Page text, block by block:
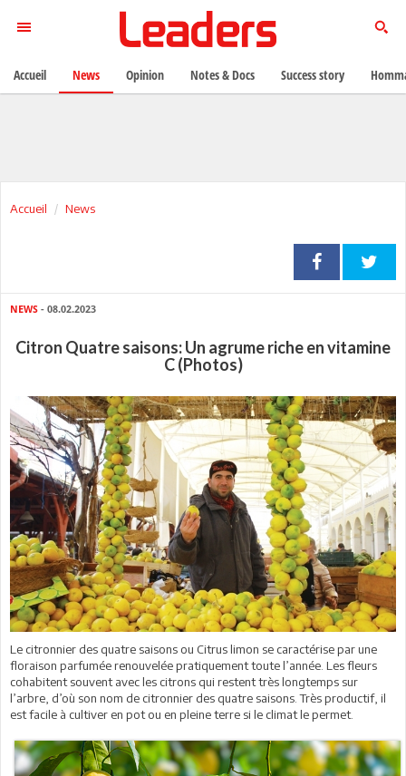
Accueil News
NEWS - 08.02.2023
Citron Quatre saisons: Un agrume riche en vitamine
C (Photos)
Le citronnier des quatre saisons ou Citrus limon se caractérise par une
floraison parfumée renouvelée pratiquement toute l’année. Les fleurs
cohabitent souvent avec les citrons qui restent très longtemps sur
l’arbre, d’où son nom de citronnier des quatre saisons. Très productif, il
est facile à cultiver en pot ou en pleine terre si le climat le permet.
Accueil News Opinion Notes & Docs Success story